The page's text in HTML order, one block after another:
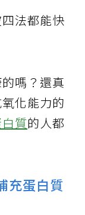
法都能快
嗎？還真
化能力的
質的人都
充蛋白質